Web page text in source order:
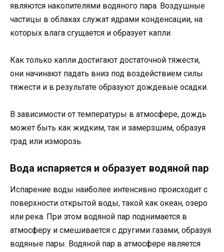
являются накопителями водяного пара. Воздушные
частицы в облаках служат ядрами конденсации, на
которых влага сгущается и образует капли.
Как только капли достигают достаточной тяжести,
они начинают падать вниз под воздействием силы
тяжести и в результате образуют дождевые осадки.
В зависимости от температуры в атмосфере, дождь
может быть как жидким, так и замерзшим, образуя
град или изморозь.
Вода испаряется и образует водяной пар
Испарение воды наиболее интенсивно происходит с
поверхности открытой воды, такой как океан, озеро
или река. При этом водяной пар поднимается в
атмосферу и смешивается с другими газами, образуя
водяные пары. Водяной пар в атмосфере является